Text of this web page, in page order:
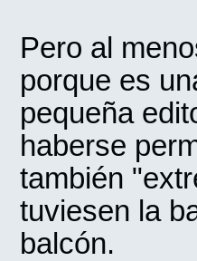
Pero al
porque es
pequeña
haberse
también
tuviesen la
balcón.